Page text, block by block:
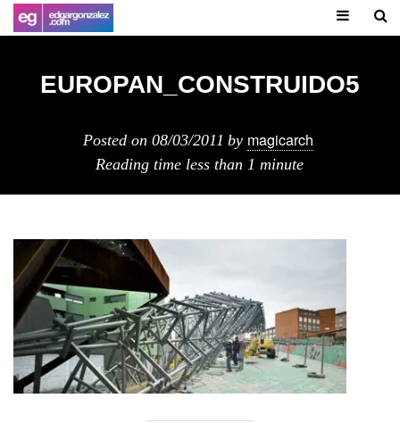
EUROPAN_CONSTRUIDO5
Posted on 08/03/2011 by magicarch
Reading time less than 1 minute